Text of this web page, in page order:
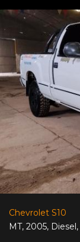
Chevrolet S10
MT, 2005, Diesel,